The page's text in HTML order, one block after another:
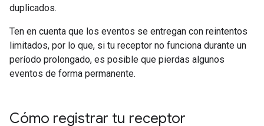
duplicados.
Ten en cuenta que los eventos se entregan con reintentos
limitados, por lo que, si tu receptor no funciona durante un
período prolongado, es posible que pierdas algunos
eventos de forma permanente.
Cómo registrar tu receptor